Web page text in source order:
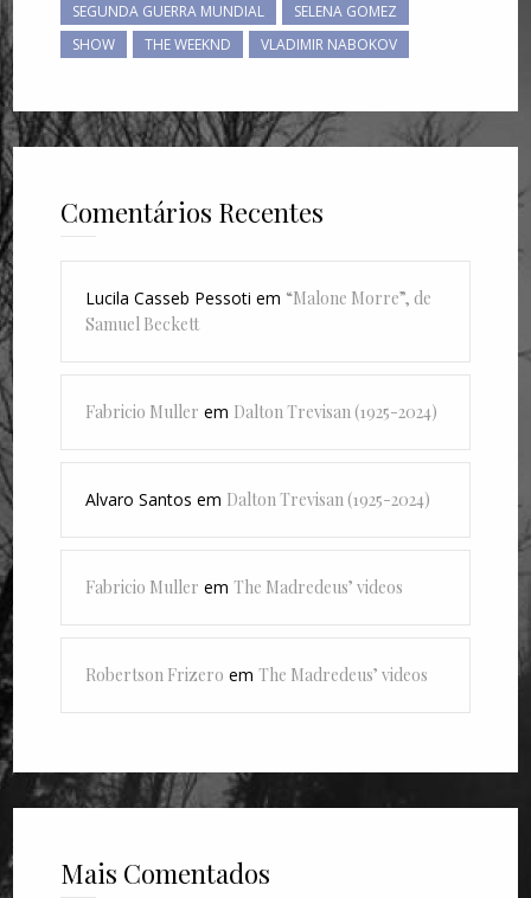
SEGUNDA GUERRA MUNDIAL
SELENA GOMEZ
SHOW
THE WEEKND VLADIMIR NABOKOV
Comentários Recentes
Lucila Casseb Pessoti em “Malone Morre”, de
Samuel Beckett
Fabricio Muller em Dalton Trevisan (1925-2024)
Alvaro Santos em Dalton Trevisan (1925-2024)
Fabricio Muller emThe Madredeus’ videos
Robertson Frizero emThe Madredeus’ videos
Mais Comentados